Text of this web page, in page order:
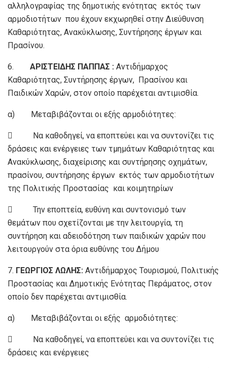
αλληλογραφίας της δημοτικής ενότητας εκτός των
αρμοδιοτήτων που έχουν εκχωρηθεί στην Διεύθυνση
Καθαριότητας, Ανακύκλωσης, Συντήρησης έργων και
Πρασίνου.
6. ΑΡΙΣΤΕΙΔΗΣ ΠΑΠΠΑΣ : Αντιδήμαρχος
Καθαριότητας, Συντήρησης έργων, Πρασίνου και
Παιδικών Χαρών, στον οποίο παρέχεται αντιμισθία.
α) Μεταβιβάζονται οι εξής αρμοδιότητες:
 Να καθοδηγεί, να εποπτεύει και να συντονίζει τις
δράσεις και ενέργειες των τμημάτων Καθαριότητας και
Ανακύκλωσης, διαχείρισης και συντήρησης οχημάτων,
πρασίνου, συντήρησης έργων εκτός των αρμοδιοτήτων
της Πολιτικής Προστασίας και κοιμητηρίων
 Την εποπτεία, ευθύνη και συντονισμό των
θεμάτων που σχετίζονται με την λειτουργία, τη
συντήρηση και αδειοδότηση των παιδικών χαρών που
λειτουργούν στα όρια ευθύνης του Δήμου
7. ΓΕΩΡΓΙΟΣ ΛΩΛΗΣ: Αντιδήμαρχος Τουρισμού, Πολιτικής
Προστασίας και Δημοτικής Ενότητας Περάματος, στον
οποίο δεν παρέχεται αντιμισθία.
α) Μεταβιβάζονται οι εξής αρμοδιότητες:
 Να καθοδηγεί, να εποπτεύει και να συντονίζει τις
δράσεις και ενέργειες